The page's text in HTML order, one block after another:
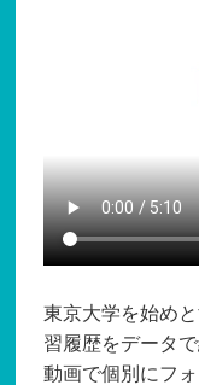
東京大学を始め
習履歴をデータ
動画で個別にフォ